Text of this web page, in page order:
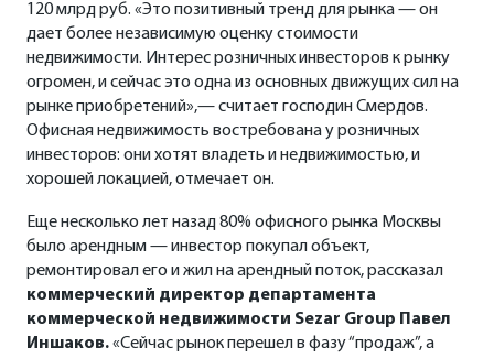
120 млрд руб. «Это позитивный тренд для рынка — он
дает более независимую оценку стоимости
недвижимости. Интерес розничных инвесторов к рынку
огромен, и сейчас это одна из основных движущих сил на
рынке приобретений»,— считает господин Смердов.
Офисная недвижимость востребована у розничных
инвесторов: они хотят владеть и недвижимостью, и
хорошей локацией, отмечает он.
Еще несколько лет назад 80% офисного рынка Москвы
было арендным — инвестор покупал объект,
ремонтировал его и жил на арендный поток, рассказал
коммерческий директор департамента
коммерческой недвижимости Sezar Group Павел
Иншаков.«Сейчас рынок перешел в фазу “продаж”, а